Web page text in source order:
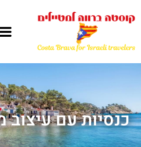
כנסיות עם עיצוב